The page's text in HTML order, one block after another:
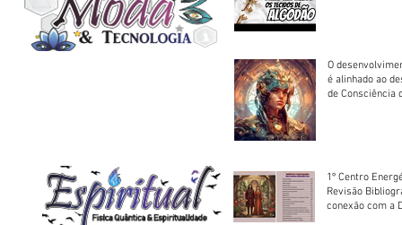
O
é alinhado ao
de Consciência
1º Centro
Revisão
conexão com a